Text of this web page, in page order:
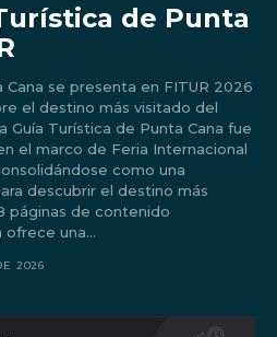
miss
de Punta
Cana se presenta en FITUR 2026
el destino más visitado del
el marco de Feria Internacional
como una
descubrir el destino más
páginas de contenido
ofrece una...
2026